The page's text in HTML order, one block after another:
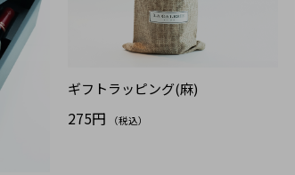
ギフトラッピング(麻)
275円 （税込）